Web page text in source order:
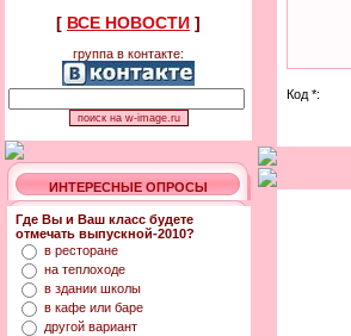
[ ВСЕ НОВОСТИ ]
группа в контакте:
ИНТЕРЕСНЫЕ ОПРОСЫ
Где Вы и Ваш класс будете
отмечать выпускной-2010?
в ресторане
на теплоходе
в здании школы
в кафе или баре
другой вариант
Код *: